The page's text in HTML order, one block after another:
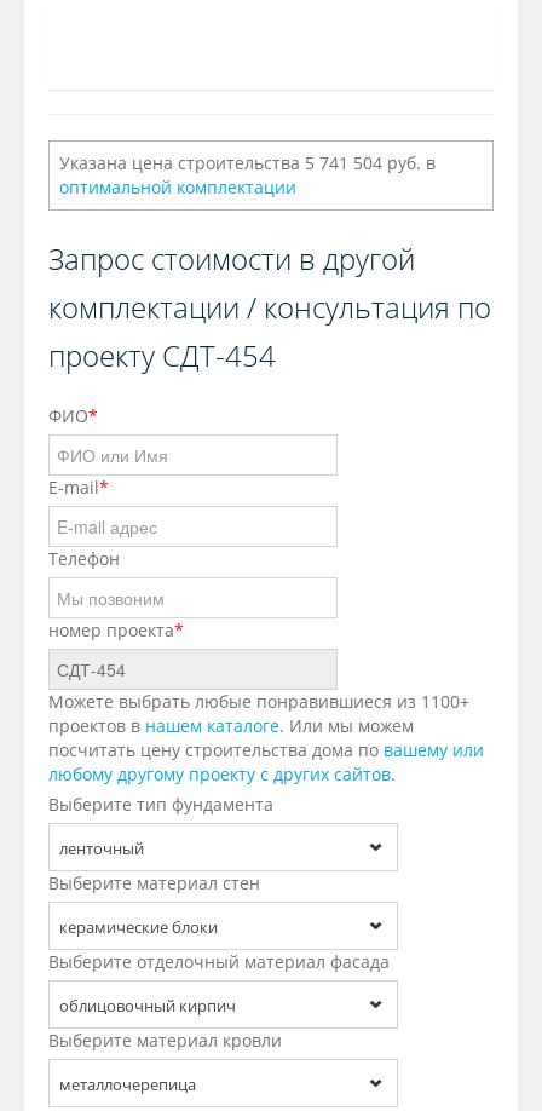
Указана цена строительства 5 741 504 руб. в
оптимальной комплектации
Запрос стоимости в другой
комплектации / консультация по
проекту СДТ-454
ФИО*
E-mail*
Телефон
номер проекта*
Можете выбрать любые понравившиеся из 1100+
проектов в нашем каталоге. Или мы можем
посчитать цену строительства дома по вашему или
любому другому проекту с других сайтов.
Выберите тип фундамента
ленточный
Выберите материал стен
керамические блоки
Выберите отделочный материал фасада
облицовочный кирпич
Выберите материал кровли
металлочерепица